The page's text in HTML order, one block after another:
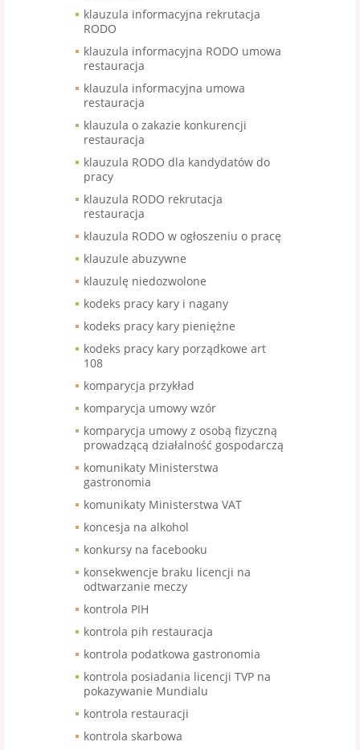
klauzula informacyjna rekrutacja
RODO
klauzula informacyjna RODO umowa
restauracja
klauzula informacyjna umowa
restauracja
klauzula o zakazie konkurencji
restauracja
klauzula RODO dla kandydatów do
pracy
klauzula RODO rekrutacja
restauracja
klauzula RODO w ogłoszeniu o pracę
klauzule abuzywne
klauzulę niedozwolone
kodeks pracy kary i nagany
kodeks pracy kary pieniężne
kodeks pracy kary porządkowe art
108
komparycja przykład
komparycja umowy wzór
komparycja umowy z osobą fizyczną
prowadzącą działalność gospodarczą
komunikaty Ministerstwa
gastronomia
komunikaty Ministerstwa VAT
koncesja na alkohol
konkursy na facebooku
konsekwencje braku licencji na
odtwarzanie meczy
kontrola PIH
kontrola pih restauracja
kontrola podatkowa gastronomia
kontrola posiadania licencji TVP na
pokazywanie Mundialu
kontrola restauracji
kontrola skarbowa